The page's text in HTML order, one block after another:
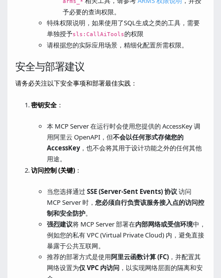
予必要的查询权限。
特殊权限说明，如果使用了SQL生成之类的工具，需要
单独授予sls:CallAiTools的权限
请根据您的实际应用场景，精细化配置所需权限。
安全与部署建议
请务必关注以下安全事项和部署最佳实践：
密钥安全 ：
本 MCP Server 在运行时会使用您提供的 AccessKey 调
用阿里云 OpenAPI，但不会以任何形式存储您的
AccessKey，也不会将其用于设计功能之外的任何其他
用途。
访问控制 (关键) ：
当您选择通过 SSE (Server-Sent Events) 协议 访问
MCP Server 时， 您必须自行负责该服务接入点的访问控
制和安全防护。
强烈建议将 MCP Server 部署在内部网络或受信环境中，
例如您的私有 VPC (Virtual Private Cloud) 内，避免直接
暴露于公共互联网。
推荐的部署方式是使用阿里云函数计算 (FC) ，并配置其
网络设置为仅 VPC 内访问 ，以实现网络层面的隔离和安